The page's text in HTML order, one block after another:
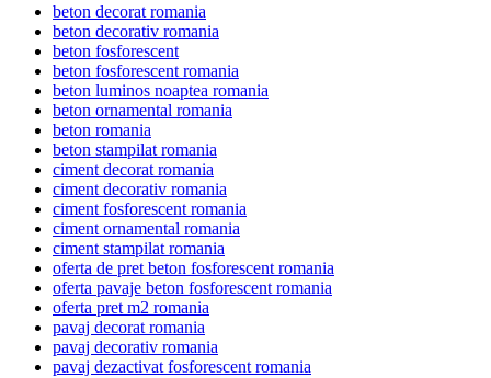
beton decorat romania
beton decorativ romania
beton fosforescent
beton fosforescent romania
beton luminos noaptea romania
beton ornamental romania
beton romania
beton stampilat romania
ciment decorat romania
ciment decorativ romania
ciment fosforescent romania
ciment ornamental romania
ciment stampilat romania
oferta de pret beton fosforescent romania
oferta pavaje beton fosforescent romania
oferta pret m2 romania
pavaj decorat romania
pavaj decorativ romania
pavaj dezactivat fosforescent romania